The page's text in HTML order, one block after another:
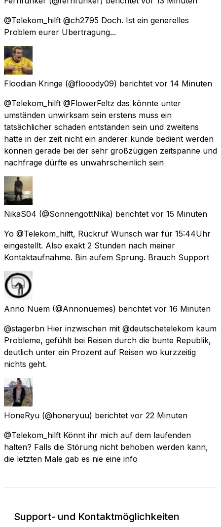
@Telekom_hilft @ch2795 Doch. Ist ein generelles
Problem eurer Übertragung...
Floodian Kringe (@flooody09) berichtet vor 14 Minuten
@Telekom_hilft @FlowerFeltz das könnte unter
umständen unwirksam sein erstens muss ein
tatsächlicher schaden entstanden sein und zweitens
hätte in der zeit nicht ein anderer kunde bedient werden
können gerade bei der sehr großzügigen zeitspanne und
nachfrage dürfte es unwahrscheinlich sein
NikaS04 (@SonnengottNika) berichtet vor 15 Minuten
Yo @Telekom_hilft, Rückruf Wunsch war für 15:44Uhr
eingestellt. Also exakt 2 Stunden nach meiner
Kontaktaufnahme. Bin aufem Sprung. Brauch Support
Anno Nuem (@Annonuemes) berichtet vor 16 Minuten
@stagerbn Hier inzwischen mit @deutschetelekom kaum
Probleme, gefühlt bei Reisen durch die bunte Republik,
deutlich unter ein Prozent auf Reisen wo kurzzeitig
nichts geht.
HoneRyu (@honeryuu) berichtet vor 22 Minuten
@Telekom_hilft Könnt ihr mich auf dem laufenden
halten? Falls die Störung nicht behoben werden kann,
die letzten Male gab es nie eine info
Support- und Kontaktmöglichkeiten